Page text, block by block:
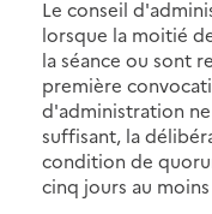
Le conseil
lorsque la moitié
la séance ou sont
première
d'administration
suffisant, la
condition de
cinq jours au